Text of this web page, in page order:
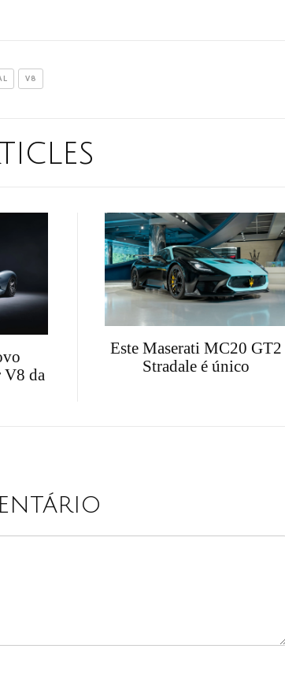
V8
V8 da
Este Maserati MC20 GT2
Stradale é único